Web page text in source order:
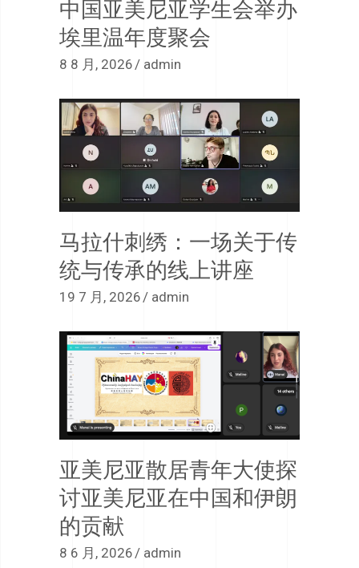
中国亚美尼亚学生会举办
埃里温年度聚会
8 8 月, 2026 admin
马拉什刺绣：一场关于传
统与传承的线上讲座
19 7 月, 2026 admin
亚美尼亚散居青年大使探
讨亚美尼亚在中国和伊朗
的贡献
8 6 月, 2026 admin